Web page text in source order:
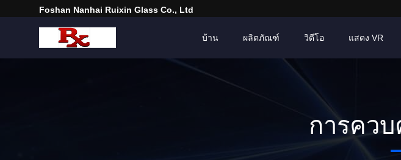
Foshan Nanhai Ruixin Glass Co., Ltd
บ้าน ผลิตภัณฑ์ วิดีโอ แสดง VR
การคว